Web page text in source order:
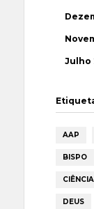
Julho
AAP
BISPO
CIÊNCIA
DEUS